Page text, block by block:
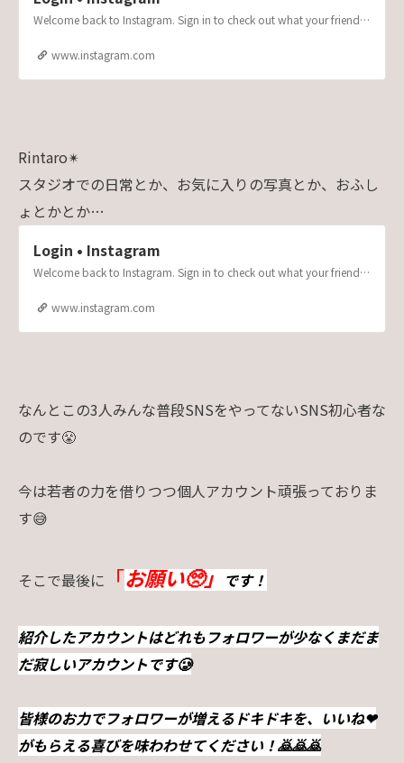
Welcome back to Instagram. Sign in to check out what your friends, family & interests have been capturing & sharing around the world.
www.instagram.com
Rintaro✴︎
スタジオでの日常とか、お気に入りの写真とか、おふし
ょとかとか…
Login • Instagram
Welcome back to Instagram. Sign in to check out what your friends, family & interests have been capturing & sharing around the world.
www.instagram.com
なんとこの3人みんな普段SNSをやってないSNS初心者な
のです😤
今は若者の力を借りつつ個人アカウント頑張っておりま
す😅
そこで最後に 「お願い🥺」です！
紹介したアカウントはどれもフォロワーが少なくまだま
だ寂しいアカウントです🥲
皆様のお力でフォロワーが増えるドキドキを、いいね❤
がもらえる喜びを味わわせてください！🙇🙇🙇